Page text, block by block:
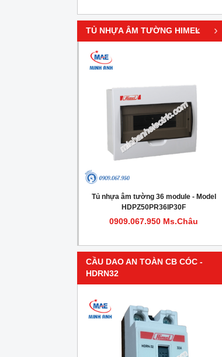
TỦ NHỰA ÂM TƯỜNG HIMEL
Tủ nhựa âm tường 36 module - Model
HDPZ50PR36IP30F
0909.067.950 Ms.Châu
‹ ›
CẦU DAO AN TOÀN CB CÓC -
HDRN32